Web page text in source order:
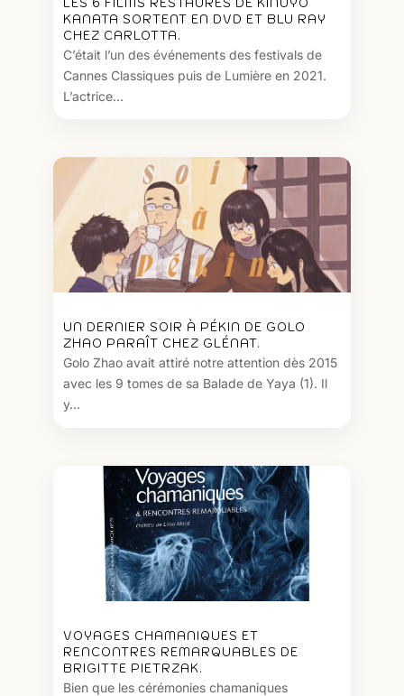
LES 6 FILMS RESTAURÉS DE KINUYO
KANATA SORTENT EN DVD ET BLU RAY
CHEZ CARLOTTA.
C’était l’un des événements des festivals de
Cannes Classiques puis de Lumière en 2021.
L’actrice...
UN DERNIER SOIR À PÉKIN DE GOLO
ZHAO PARAÎT CHEZ GLÉNAT.
Golo Zhao avait attiré notre attention dès 2015
avec les 9 tomes de sa Balade de Yaya (1). Il
y...
VOYAGES CHAMANIQUES ET
RENCONTRES REMARQUABLES DE
BRIGITTE PIETRZAK.
Bien que les cérémonies chamaniques